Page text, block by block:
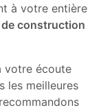
à votre entière
construction
votre écoute
les meilleures